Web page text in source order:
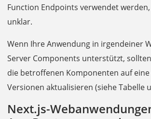
Function Endpoints verwendet
unklar.
Wenn Ihre Anwendung in irgendeiner
Server Components unterstützt,
die betroffenen Komponenten auf
Versionen aktualisieren (siehe Tabelle
Next.js-